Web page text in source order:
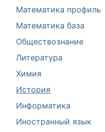
Математика профиль
Математика база
Обществознание
Литература
Химия
История
Информатика
Иностранный язык